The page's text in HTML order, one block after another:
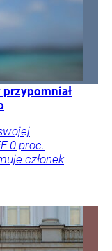
0 proc.
członek